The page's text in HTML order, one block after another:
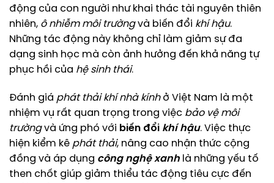
động của con người như khai thác tài nguyên thiên
nhiên, ô nhiễm môi trườngvà biến đổi khí hậu.
Những tác động này không chỉ làm giảm sự đa
dạng sinh học mà còn ảnh hưởng đến khả năng tự
phục hồi của hệ sinh thái.
Đánh giá phát thải khí nhà kínhở Việt Nam là một
nhiệm vụ rất quan trọng trong việc bảo vệ môi
trườngvà ứng phó với biến đổi khí hậu. Việc thực
hiện kiểm kê phát thải, nâng cao nhận thức cộng
đồng và áp dụng công nghệ xanh là những yếu tố
then chốt giúp giảm thiểu tác động tiêu cực đến